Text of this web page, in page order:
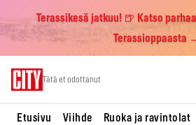
Terassikesä jatkuu! 🍺 Katso
Terassioppaasta
Tätä et odottanut
Etusivu Viihde Ruoka ja ravintolat